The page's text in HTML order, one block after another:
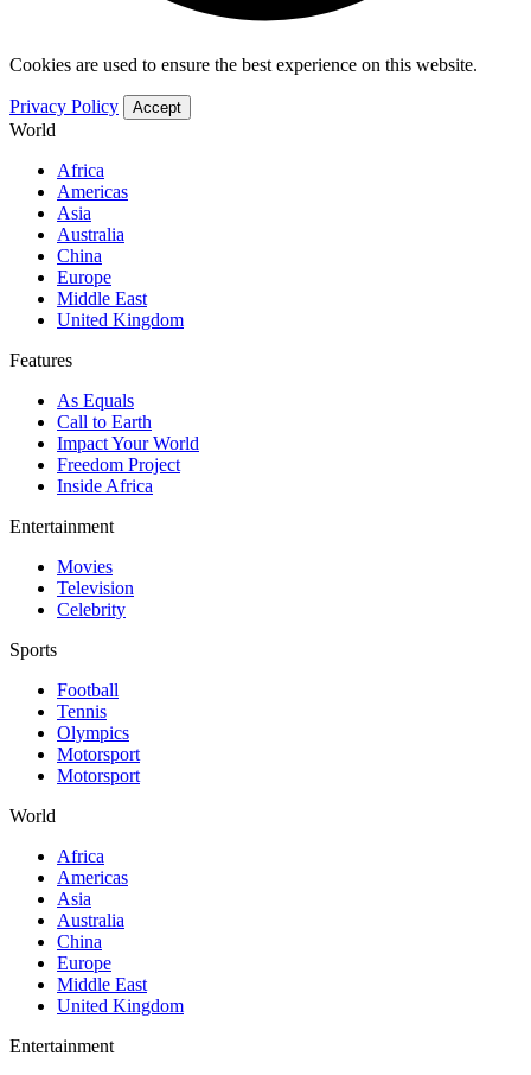
Cookies are used to ensure the best experience on this website.
Privacy Policy Accept
World
Africa
Americas
Asia
Australia
China
Europe
Middle East
United Kingdom
Features
As Equals
Call to Earth
Impact Your World
Freedom Project
Inside Africa
Entertainment
Movies
Television
Celebrity
Sports
Football
Tennis
Olympics
Motorsport
Motorsport
World
Africa
Americas
Asia
Australia
China
Europe
Middle East
United Kingdom
Entertainment